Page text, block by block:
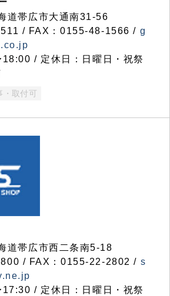
帯広市大通南31-56
/ FAX：0155-48-1566 / g
/ 定休日：日曜日・祝祭
・取付可
帯広市西二条南5-18
/ FAX：0155-22-2802 / s
/ 定休日：日曜日・祝祭